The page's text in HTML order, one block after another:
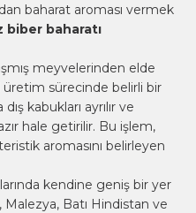
baharat aroması vermek
biber baharatı
meyvelerinden elde
sürecinde belirli bir
kabukları ayrılır ve
hale getirilir. Bu işlem,
aromasını belirleyen
kendine geniş bir yer
Batı Hindistan ve